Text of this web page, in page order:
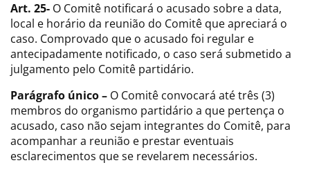
Art. 25- O Comitê notificará o acusado sobre a data,
local e horário da reunião do Comitê que apreciará o
caso. Comprovado que o acusado foi regular e
antecipadamente notificado, o caso será submetido a
julgamento pelo Comitê partidário.
Parágrafo único – O Comitê convocará até três (3)
membros do organismo partidário a que pertença o
acusado, caso não sejam integrantes do Comitê, para
acompanhar a reunião e prestar eventuais
esclarecimentos que se revelarem necessários.